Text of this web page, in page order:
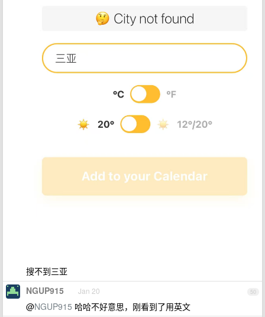
搜不到三亚
50
NGUP915 Jan 20
@NGUP915 哈哈不好意思，刚看到了用英文